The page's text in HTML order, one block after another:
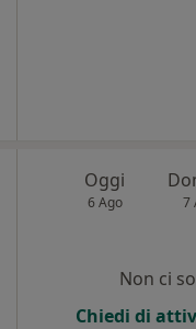
Oggi
6 Ago 7
Non ci
Chiedi di